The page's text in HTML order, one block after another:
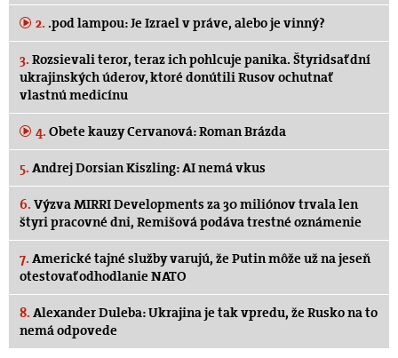
2. .pod lampou: Je Izrael v práve, alebo je vinný?
3. Rozsievali teror, teraz ich pohlcuje panika. Štyridsať dní
ukrajinských úderov, ktoré donútili Rusov ochutnať
vlastnú medicínu
4. Obete kauzy Cervanová: Roman Brázda
5. Andrej Dorsian Kiszling: AI nemá vkus
6. Výzva MIRRI Developments za 30 miliónov trvala len
štyri pracovné dni, Remišová podáva trestné oznámenie
7. Americké tajné služby varujú, že Putin môže už na jeseň
otestovať odhodlanie NATO
8. Alexander Duleba: Ukrajina je tak vpredu, že Rusko na to
nemá odpovede